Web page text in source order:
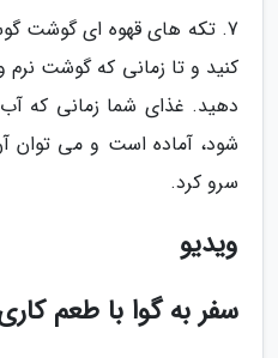
7. تکه های قهوه ای گوشت
کنید و تا زمانی که گوشت نرم
دهید. غذای شما زمانی که
شود، آماده است و می توان
سرو کرد.
ویدیو
سفر به گوا با طعم